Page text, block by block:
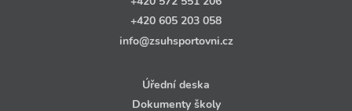
+420 605 203 058
info@zsuhsportovni.cz
Úřední deska
Dokumenty školy